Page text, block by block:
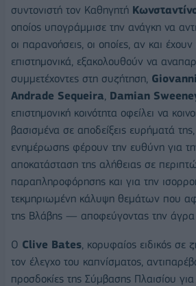
συντονιστή τον Καθηγητή
οποίος υπογράμμισε την ανάγκη να
οι παρανοήσεις, οι οποίες, αν και
επιστημονικά, εξακολουθούν να
συμμετέχοντες στη συζήτηση,
Andrade Sequeira, Damian
επιστημονική κοινότητα οφείλει να
βασισμένα σε αποδείξεις ευρήματά
ενημέρωσης φέρουν την ευθύνη για
αποκατάσταση της αλήθειας σε
παραπληροφόρησης και για την
τεκμηριωμένη κάλυψη θεμάτων που
της Βλάβης — αποφεύγοντας την
Ο Clive Bates , κορυφαίος ειδικός σε
τον έλεγχο του καπνίσματος,
προσδοκίες της Σύμβασης Πλαισίου